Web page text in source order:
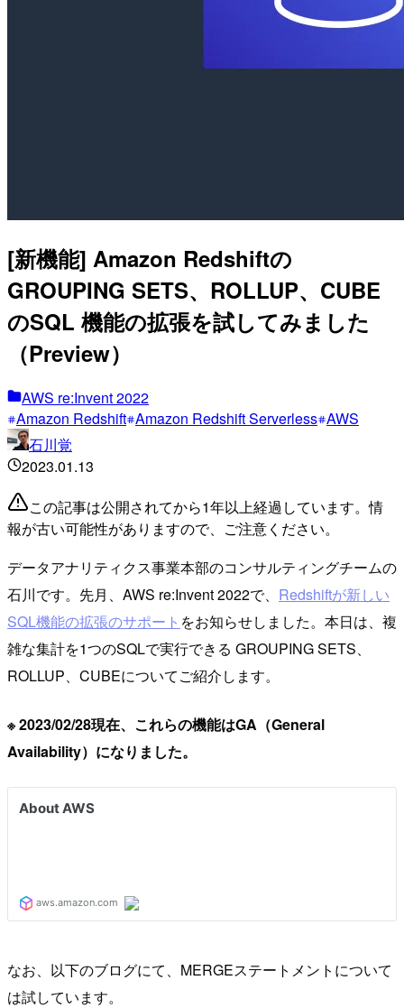
[新機能] Amazon Redshiftの
GROUPING SETS、ROLLUP、CUBE
のSQL 機能の拡張を試してみました
（Preview）
AWS re:Invent 2022
Amazon Redshift Amazon Redshift Serverless AWS
石川覚
2023.01.13
この記事は公開されてから1年以上経過しています。情
報が古い可能性がありますので、ご注意ください。
データアナリティクス事業本部のコンサルティングチームの
石川です。先月、AWS re:Invent 2022で、 Redshiftが新しい
SQL機能の拡張のサポート をお知らせしました。本日は、複
雑な集計を1つのSQLで実行できる GROUPING SETS、
ROLLUP、CUBEについてご紹介します。
※ 2023/02/28現在、これらの機能はGA（General
Availability）になりました。
なお、以下のブログにて、MERGEステートメントについて
は試しています。